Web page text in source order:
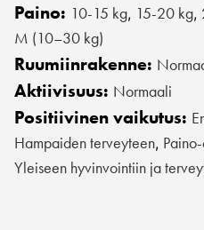
Paino: 10-15 kg, 15-20 kg,
M (10–30 kg)
Ruumiinrakenne:
Aktiivisuus: Normaali
Positiivinen vaikutus:
Hampaiden terveyteen,
Yleiseen hyvinvointiin ja